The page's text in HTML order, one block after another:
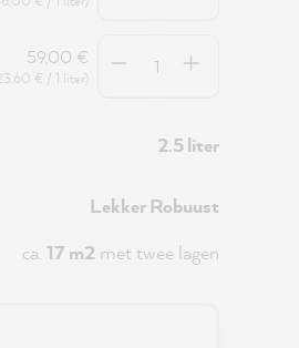
59,00 €
€ / 1 liter)
2.5 liter
Lekker Robuust
ca. 17 m2met twee lagen